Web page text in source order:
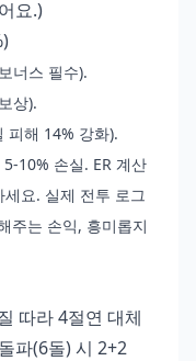
요.)
너스 필수).
상).
피해 14% 강화).
10% 손실. ER 계산
요. 실제 전투 로그
주는 손익, 흥미롭지
따라 4절연 대체
파(6돌) 시 2+2